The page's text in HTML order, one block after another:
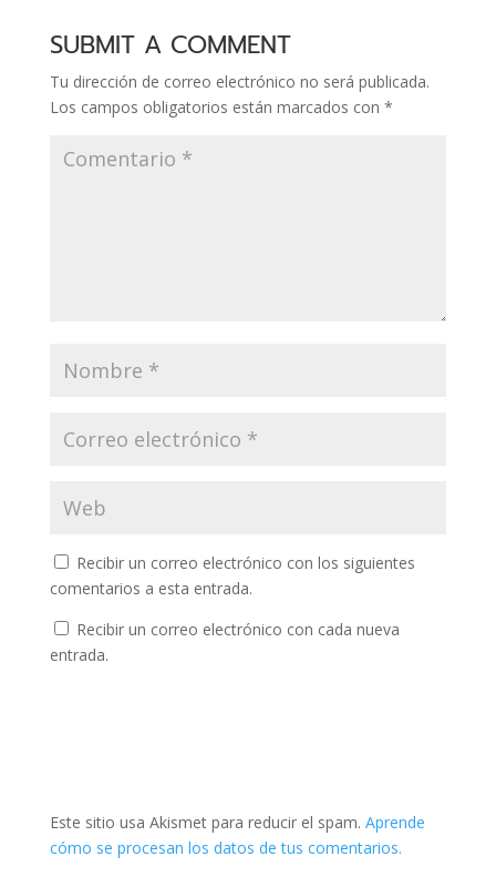
SUBMIT A COMMENT
Tu dirección de correo electrónico no será publicada.
Los campos obligatorios están marcados con *
Recibir un correo electrónico con los siguientes
comentarios a esta entrada.
Recibir un correo electrónico con cada nueva
entrada.
Este sitio usa Akismet para reducir el spam. Aprende
cómo se procesan los datos de tus comentarios.